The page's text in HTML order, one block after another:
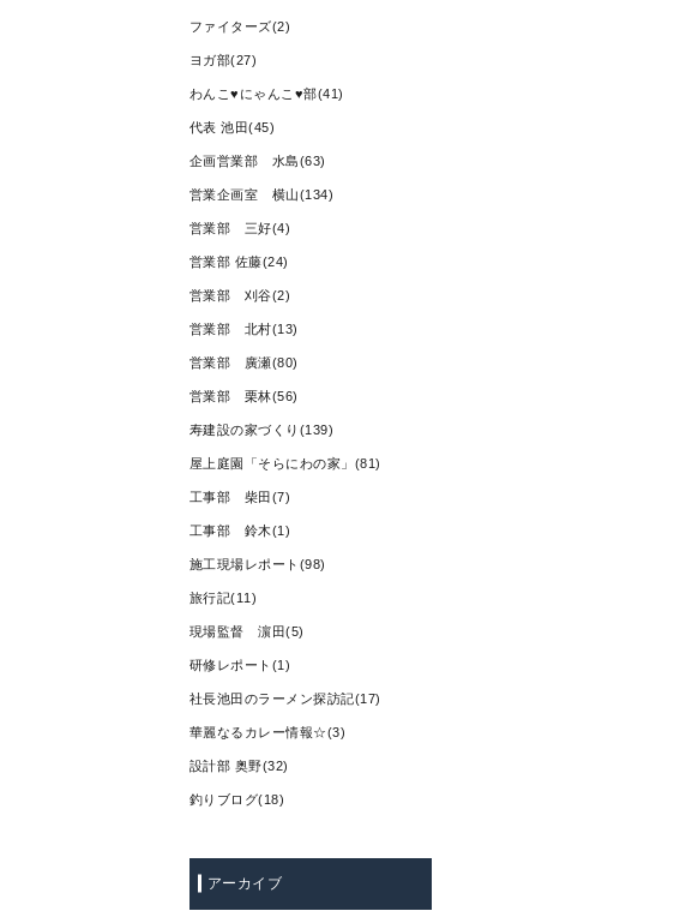
ファイターズ(2)
ヨガ部(27)
わんこ♥にゃんこ♥部(41)
代表 池田(45)
企画営業部 水島(63)
営業企画室 横山(134)
営業部 三好(4)
営業部 佐藤(24)
営業部 刈谷(2)
営業部 北村(13)
営業部 廣瀬(80)
営業部 栗林(56)
寿建設の家づくり(139)
屋上庭園「そらにわの家」(81)
工事部 柴田(7)
工事部 鈴木(1)
施工現場レポート(98)
旅行記(11)
現場監督 濵田(5)
研修レポート(1)
社長池田のラーメン探訪記(17)
華麗なるカレー情報☆(3)
設計部 奥野(32)
釣りブログ(18)
アーカイブ